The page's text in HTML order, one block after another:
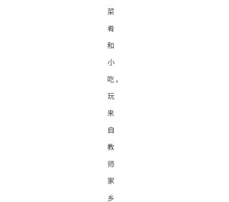
菜
肴
和
小
吃，
玩
来
自
教
师
家
乡